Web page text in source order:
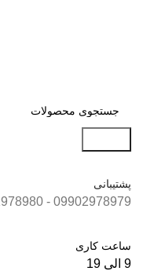
پشتیبانی
09902978979 - 09902978980
ساعت کاری
9 الی 19